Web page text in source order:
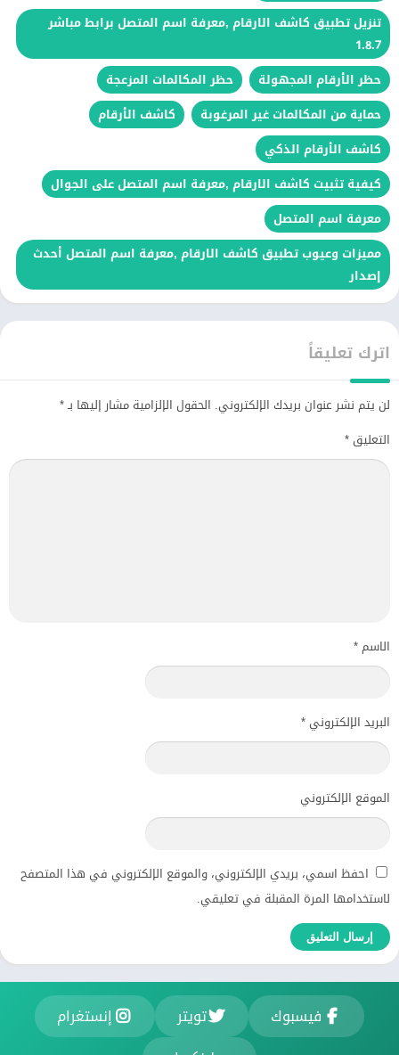
تنزيل تطبيق كاشف الارقام ,معرفة اسم المتصل برابط مباشر
1.8.7
حظر الأرقام المجهولة
حظر المكالمات المزعجة
حماية من المكالمات غير المرغوبة
كاشف الأرقام
كاشف الأرقام الذكي
كيفية تثبيت كاشف الارقام ,معرفة اسم المتصل على الجوال
معرفة اسم المتصل
مميزات وعيوب تطبيق كاشف الارقام ,معرفة اسم المتصل أحدث
إصدار
اترك تعليقاً
لن يتم نشر عنوان بريدك الإلكتروني. الحقول الإلزامية مشار إليها بـ*
التعليق *
الاسم*
البريد الإلكتروني *
الموقع الإلكتروني
احفظ اسمي، بريدي الإلكتروني، والموقع الإلكتروني في هذا المتصفح
لاستخدامها المرة المقبلة في تعليقي.
فيسبوك تويتر
إنستغرام